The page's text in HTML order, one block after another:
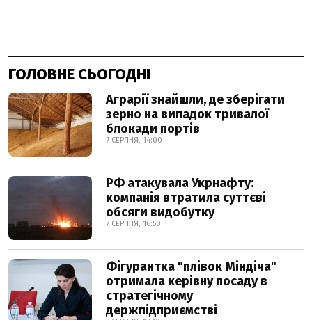
ГОЛОВНЕ СЬОГОДНІ
Аграрії знайшли, де зберігати
зерно на випадок тривалої
блокади портів
7 СЕРПНЯ, 14:00
РФ атакувала Укрнафту:
компанія втратила суттєві
обсяги видобутку
7 СЕРПНЯ, 16:50
Фігурантка "плівок Міндіча"
отримала керівну посаду в
стратегічному
держпідприємстві